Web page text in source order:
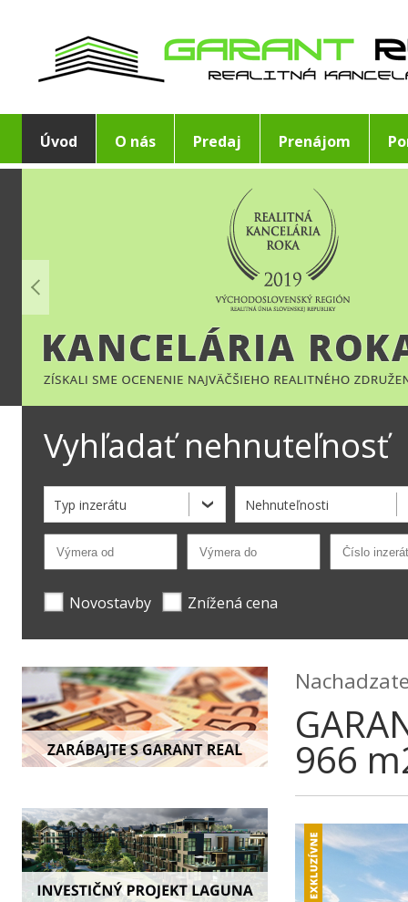
Úvod O nás Predaj Prenájom
Vyhľadať nehnuteľnosť
Typ inzerátu Nehnuteľnosti
Novostavby Znížená cena
966